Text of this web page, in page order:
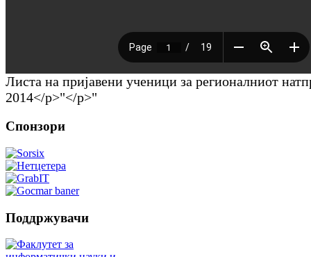
Листа на пријавени ученици за регионалниот
2014</p>"</p>"
Спонзори
Поддржувачи